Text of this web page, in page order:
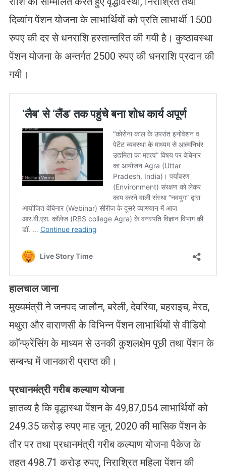
दिव्यांग पेंशन योजना के लाभार्थियों को प्रति लाभार्थी 1500
रुपए की दर से धनराशि हस्तान्तरित की गयी है। कुष्ठावस्था
पेंशन योजना के अन्तर्गत 2500 रुपए की धनराशि प्रदान की
गयी।
हालचाल जाना
मुख्यमंत्री ने जनपद जालौन, बरेली, देवरिया, बहराइच, मेरठ,
मथुरा और वाराणसी के विभिन्न पेंशन लाभार्थियों से वीडियो
काॅन्फ्रेंसिंग के माध्यम से उनकी कुशलक्षेम पूछी तथा पेंशन के
सम्बन्ध में जानकारी प्राप्त की।
प्रधानमंत्री गरीब कल्याण योजना
ज्ञातव्य है कि वृद्धास्था पेंशन के 49,87,054 लाभार्थियों को
249.35 करोड़ रुपए माह जून, 2020 की मासिक पेंशन के
तौर पर तथा प्रधानमंत्री गरीब कल्याण योजना पैकेज के
तहत 498.71 करोड़ रुपए, निराश्रित महिला पेंशन की